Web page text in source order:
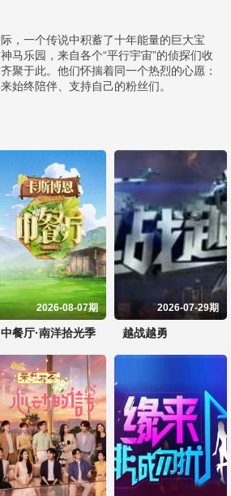
，一个传说中积蓄了十年能量的巨大宝
马乐园，来自各个“平行宇宙”的侦探们收
聚于此。他们怀揣着同一个热烈的心愿：
始终陪伴、支持自己的粉丝们。
2026-08-07期
中餐厅·南洋拾光季
2026-07-29期
越战越勇